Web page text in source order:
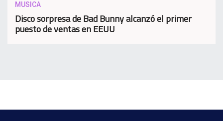
MUSICA
Disco sorpresa de Bad Bunny alcanzó el primer
puesto de ventas en EEUU